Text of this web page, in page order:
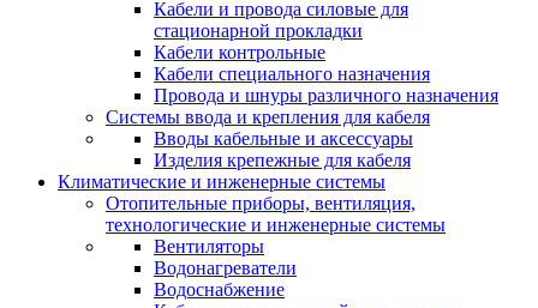
Кабели и провода силовые для
стационарной прокладки
Кабели контрольные
Кабели специального назначения
Провода и шнуры различного назначения
Системы ввода и крепления для кабеля
Вводы кабельные и аксессуары
Изделия крепежные для кабеля
Климатические и инженерные системы
Отопительные приборы, вентиляция,
технологические и инженерные системы
Вентиляторы
Водонагреватели
Водоснабжение